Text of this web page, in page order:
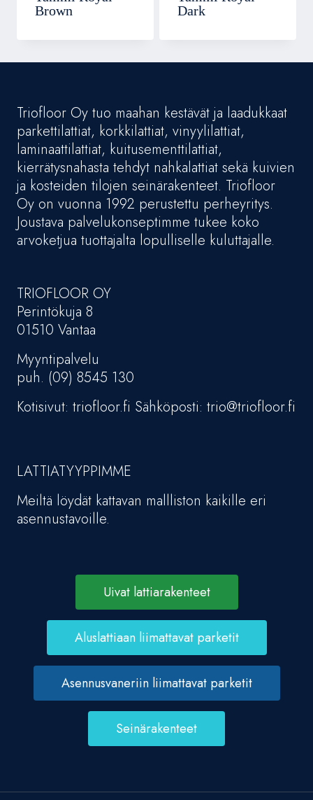
Brown
Dark
Triofloor Oy tuo maahan kestävät ja laadukkaat
parkettilattiat, korkkilattiat, vinyylilattiat,
laminaattilattiat, kuitusementtilattiat,
kierrätysnahasta tehdyt nahkalattiat sekä kuivien
ja kosteiden tilojen seinärakenteet. Triofloor
Oy on vuonna 1992 perustettu perheyritys.
Joustava palvelukonseptimme tukee koko
arvoketjua tuottajalta lopulliselle kuluttajalle.
TRIOFLOOR OY
Perintökuja 8
01510 Vantaa
Myyntipalvelu
puh. (09) 8545 130
Kotisivut: triofloor.fi Sähköposti: trio@triofloor.fi
LATTIATYYPPIMME
Meiltä löydät kattavan mallliston kaikille eri
asennustavoille.
Uivat lattiarakenteet
Aluslattiaan liimattavat parketit
Asennusvaneriin liimattavat parketit
Seinärakenteet